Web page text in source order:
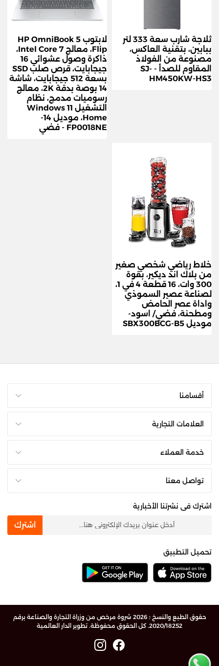
ثلاجة شارب سعة 333 لتر
ببابين، بتقنية العاكس،
مصنوعة من الفولاذ
المقاوم للصدأ - SJ-
HM450KW-HS3
لابتوب HP OmniBook 5
Flip، معالج Intel Core 7،
ذاكرة وصول عشوائي 16
جيجابايت، قرص صلب SSD
بسعة 512 جيجابايت، شاشة
14 بوصة بدقة 2K، معالج
رسوميات مدمج، نظام
التشغيل Windows 11
Home، موديل 14-
FP0018NE - فضي
خلاط رياضي شخصي صغير
من بلاك اند ديكير، بقوة
300 وات، 16 قطعة 4 في 1،
لصناعة عصير السموذي
واداة عصر الحامض
ومطحنة، فضي/ اسود-
موديل SBX300BCG-B5
أقسامنا
العلامات التجارية
خدمة العملاء
تواصل معنا
اشترك فى نشرتنا الأخبارية
اشترك
تحميل التطبيق
حقوق الطبع والنسخ ؛ 2026 شروة مرخص من وزراة التجارة والصناعة برقم
2020/18252. كل الحقوق محفوظة.
تطوير الدار العالمية